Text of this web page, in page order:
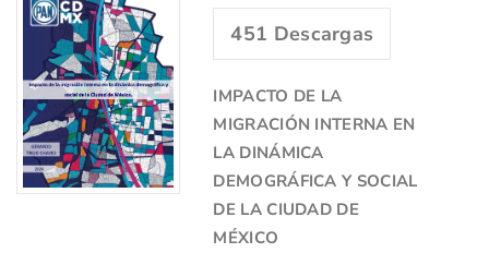
451 Descargas
IMPACTO DE LA
MIGRACIÓN INTERNA EN
LA DINÁMICA
DEMOGRÁFICA Y SOCIAL
DE LA CIUDAD DE
MÉXICO